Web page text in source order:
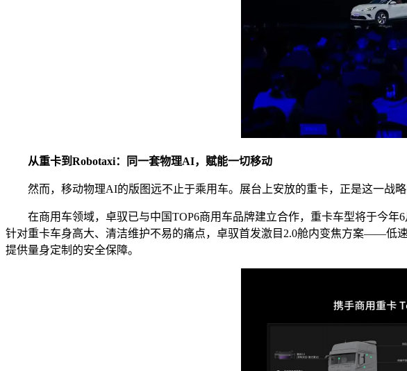
从重卡到Robotaxi：同一套物理AI，赋能一切移动
然而，移动物理AI的版图远不止于乘用车。展台上安放的重卡，正是这一战略
在商用车领域，卓驭已与中国TOP6商用车品牌建立合作，重卡车型将于今
针对重卡车身高大、清洁维护不易的痛点，卓驭首发激目2.0舱内变焦方案——低
提供量身定制的安全保障。